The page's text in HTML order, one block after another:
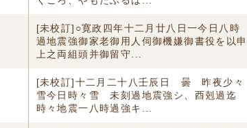
[未校訂]○寛政四年十二月廿八日一今日八時
過地震強御家老御用人伺御機嫌御書役を以申
上之両組頭并御留守...
[未校訂]十二月二十八壬辰日 曇 昨夜少々
雪今日時々雪 未刻過地震強シ、酉剋過迄
時々地震一八時過強キ...